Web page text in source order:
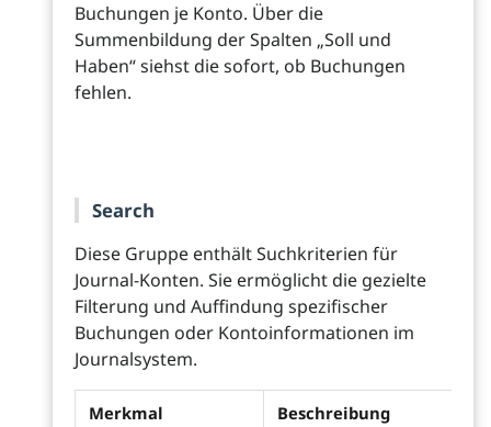
Buchungen je Konto. Über die
Summenbildung der Spalten „Soll und
Haben“ siehst die sofort, ob Buchungen
fehlen.
Search
Diese Gruppe enthält Suchkriterien für
Journal-Konten. Sie ermöglicht die gezielte
Filterung und Auffindung spezifischer
Buchungen oder Kontoinformationen im
Journalsystem.
Merkmal Beschreibung